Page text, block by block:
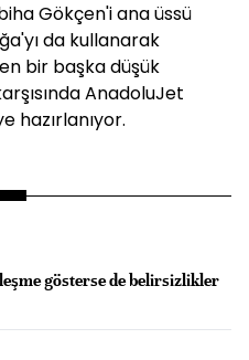
Gökçen'i ana üssü
da kullanarak
bir başka düşük
AnadoluJet
hazırlanıyor.
gösterse de belirsizlikler